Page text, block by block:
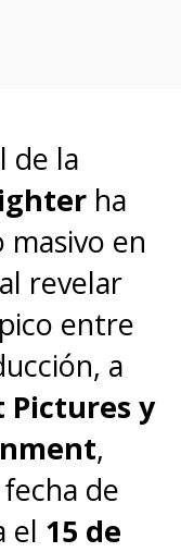
película
Mason
en
como
y
de la
ha
en
revelar
entre
a
Pictures y
,
de
el 15 de